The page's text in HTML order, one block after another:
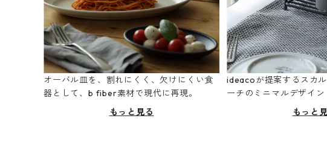
オーバル皿を、割れにくく、欠けにくい食
器として、b fiber素材で現代に再現。
もっと見る
ideacoが提案するスカ
ーチのミニマルデザイン
もっと